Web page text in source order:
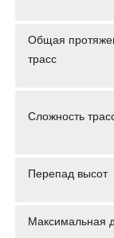
Общая
трасс
Сложность
Перепад высот
Максимальная